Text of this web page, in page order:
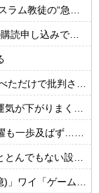
確実に⋯トランプ氏は批判
党が刑事告訴「厳重な処罰を求める」
けで批判される
りまくるやろな
ン反応集 MLB2026シーズン 8.
い設定の少女漫画
のしー(年収200万)」